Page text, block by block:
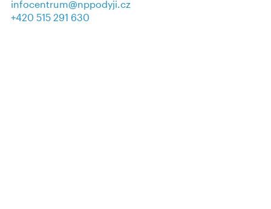
infocentrum@nppodyji.cz
+420 515 291 630